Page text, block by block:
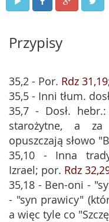
Przypisy
35,2 - Por. Rdz 31,19
35,5 - Inni tłum.
35,7 - Dosł.
starożytne, a za
opuszczają słowo
35,10 - Inna
Izrael; por. Rdz
35,18 - Ben-oni -
- "syn prawicy"
a więc tyle co